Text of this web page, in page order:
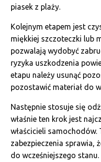
piasek z plaży.
Kolejnym etapem jest
miękkiej szczoteczki lub
pozwalają wydobyć
ryzyka uszkodzenia
etapu należy usunąć
pozostawić materiał do
Następnie stosuje się
właśnie ten krok jest
właścicieli samochodów.
zabezpieczenia sprawia,
do wcześniejszego